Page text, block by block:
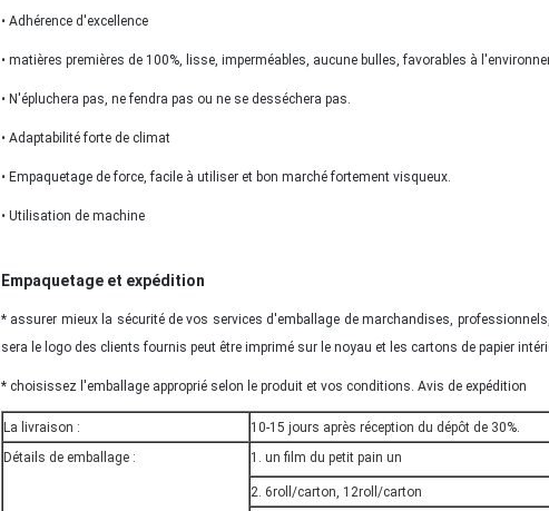
• Adhérence d'excellence
• matières premières de 100%, lisse, imperméables, aucune bulles, favorables à
• N'épluchera pas, ne fendra pas ou ne se desséchera pas.
• Adaptabilité forte de climat
• Empaquetage de force, facile à utiliser et bon marché fortement visqueux.
• Utilisation de machine
Empaquetage et expédition
* assurer mieux la sécurité de vos services d'emballage de marchandises,
sera le logo des clients fournis peut être imprimé sur le noyau et les cartons de papier
* choisissez l'emballage approprié selon le produit et vos conditions. Avis de expédition
La livraison :
10-15 jours après réception du dépôt de 30%.
Détails de emballage :
1. un film du petit pain un
2. 6roll/carton, 12roll/carton